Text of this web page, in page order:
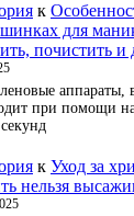
к
для
почистить
аппараты,
при помощи
к Уход за
нельзя